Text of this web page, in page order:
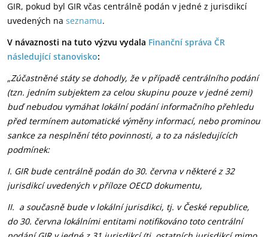
GIR, pokud byl GIR včas centrálně podán v jedné z jurisdikcí
uvedených na seznamu.
V návaznosti na tuto výzvu vydala Finanční správa ČR
následující stanovisko:
„Zúčastněné státy se dohodly, že v případě centrálního podání
(tzn. jedním subjektem za celou skupinu pouze v jedné zemi)
buď nebudou vymáhat lokální podání informačního přehledu
před termínem automatické výměny informací, nebo prominou
sankce za nesplnění této povinnosti, a to za následujících
podmínek:
I. GIR bude centrálně podán do 30. června v některé z 32
jurisdikcí uvedených v příloze OECD dokumentu,
II. a současně bude v lokální jurisdikci, tj. v České republice,
do 30. června lokálními entitami notifikováno toto centrální